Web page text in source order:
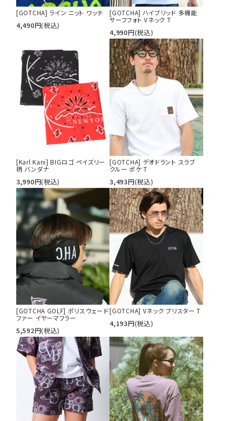
[GOTCHA] ライン ニット ワッチ
4,490円(税込)
[GOTCHA] ハイブリッド 多機能
サーフフォト Vネック T
4,990円(税込)
[Karl Kani] BIGロゴ ペイズリー
柄 バンダナ
3,990円(税込)
[GOTCHA] デオドラント スラブ
クルー ポケ T
3,493円(税込)
[GOTCHA GOLF] ポリスウェード
ファー イヤーマフラー
5,592円(税込)
[GOTCHA] Vネック ブリスター T
4,193円(税込)